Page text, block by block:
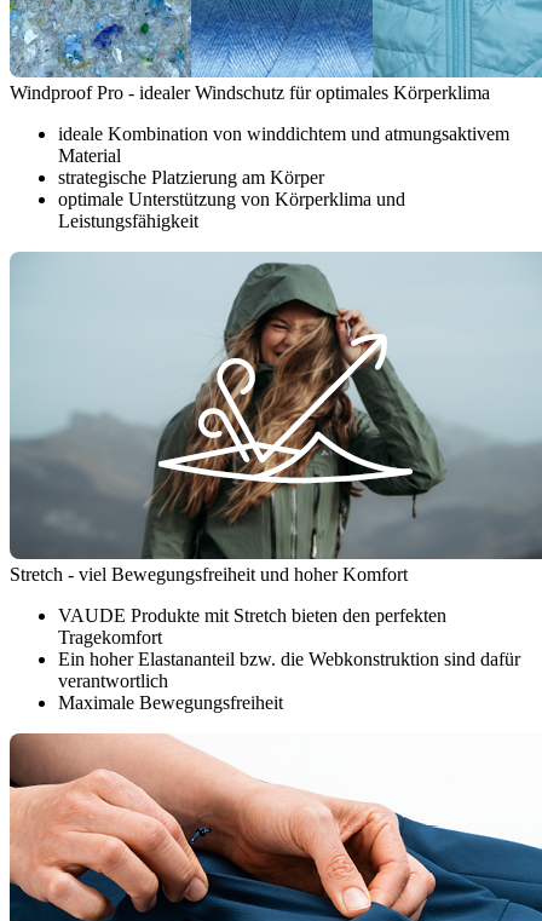
Windproof Pro - idealer Windschutz für optimales Körperklima
ideale Kombination von winddichtem und atmungsaktivem
Material
strategische Platzierung am Körper
optimale Unterstützung von Körperklima und
Leistungsfähigkeit
Stretch - viel Bewegungsfreiheit und hoher Komfort
VAUDE Produkte mit Stretch bieten den perfekten
Tragekomfort
Ein hoher Elastananteil bzw. die Webkonstruktion sind dafür
verantwortlich
Maximale Bewegungsfreiheit